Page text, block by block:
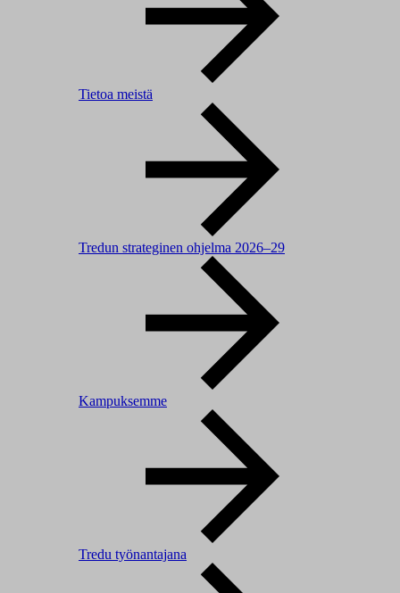
Tietoa meistä
Tredun strateginen ohjelma 2026–29
Kampuksemme
Tredu työnantajana